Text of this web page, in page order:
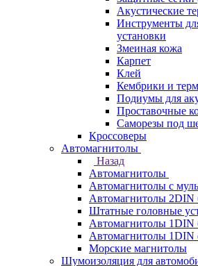
Акустические
Инструменты
установки
Змеиная кожа
Карпет
Клей
Кембрики и
Подиумы для
Проставочные
Саморезы под
Кроссоверы
Автомагнитолы
Назад
Автомагнитолы
Автомагнитолы с
Автомагнитолы 2DIN
Штатные головные
Автомагнитолы 1DIN
Автомагнитолы 1DIN
Морские магнитолы
Шумоизоляция для